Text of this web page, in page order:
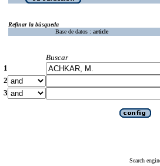
Refinar la búsqueda
Base de datos : article
Buscar
1
2
3
Search